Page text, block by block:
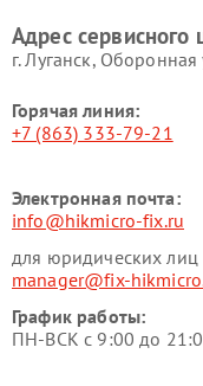
Адрес сервисного
г. Луганск, Оборонная
Горячая линия:
+7 (863) 333-79-21
Электронная почта:
info@hikmicro-fix.ru
для юридических лиц
manager@fix-
График работы:
ПН-ВСК с 9:00 до